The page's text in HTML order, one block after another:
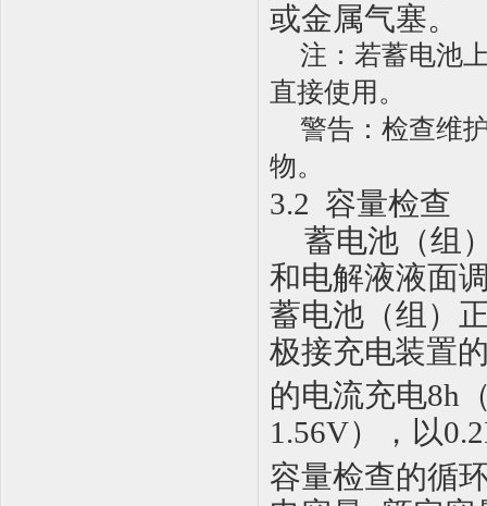
或金属气塞。
注： 若蓄电池
直接使用。
警告：检查维
物。
3.2 容量检查
蓄电池（组
和电解液液面
蓄电池（组）
极接充电装置
的电流充电8h
1.56V），以
容量检查的循